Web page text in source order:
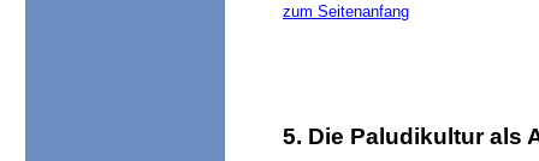
zum Seitenanfang
5. Die Paludikultur als